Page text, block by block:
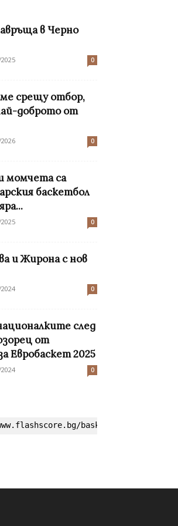
в Черно
0
срещу отбор,
доброто от
0
момчета са
баскетбол
0
и Жирона с нов
0
след
от
Евробаскет 2025
0
basketball/"